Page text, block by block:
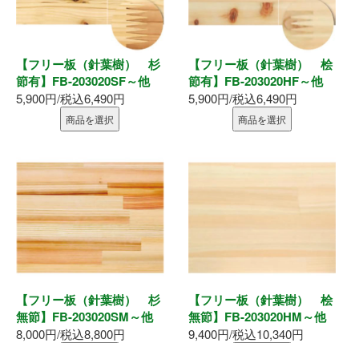
お支払い方法
【フリー板（針葉樹） 杉
節有】FB-203020SF～他
5,900円/税込6,490円
商品を選択
【フリー板（針葉樹） 桧
節有】FB-203020HF～他
5,900円/税込6,490円
商品を選択
【フリー板（針葉樹） 杉
無節】FB-203020SM～他
8,000円/税込8,800円
【フリー板（針葉樹） 桧
無節】FB-203020HM～他
9,400円/税込10,340円